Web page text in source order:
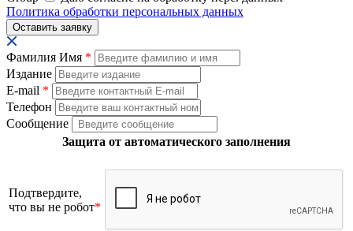
Политика обработки персональных данных
Фамилия Имя *
Издание
E-mail *
Телефон
Сообщение
Защита от автоматического заполнения
Подтвердите,
что вы не робот*